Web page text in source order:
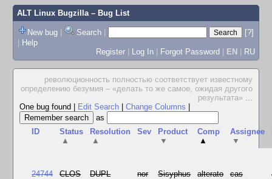
ALT Linux Bugzilla– Bug List
New bug | Search |
[?]
| Help
Register | Log In | Forgot Password | EN | RU
революционность полностью соответствует известному
определению безумия – «делать то же самое, ожидая другого
результата» ...
One bug found
Edit Search Change Columns
as
ID
Status
▲
Resolution
▲
Sev
Product
▼
Comp
▲
Assignee
▼
24744 CLOS DUPL nor Sisyphus alterato cas